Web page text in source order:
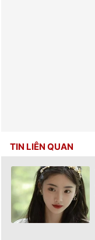
TIN LIÊN QUAN